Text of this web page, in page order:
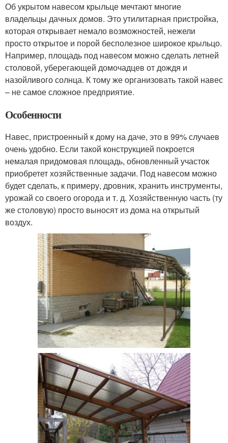
Об укрытом навесом крыльце мечтают многие
владельцы дачных домов. Это утилитарная пристройка,
которая открывает немало возможностей, нежели
просто открытое и порой бесполезное широкое крыльцо.
Например, площадь под навесом можно сделать летней
столовой, уберегающей домочадцев от дождя и
назойливого солнца. К тому же организовать такой навес
– не самое сложное предприятие.
Особенности
Навес, пристроенный к дому на даче, это в 99% случаев
очень удобно. Если такой конструкцией покроется
немалая придомовая площадь, обновленный участок
приобретет хозяйственные задачи. Под навесом можно
будет сделать, к примеру, дровник, хранить инструменты,
урожай со своего огорода и т. д. Хозяйственную часть (ту
же столовую) просто выносят из дома на открытый
воздух.